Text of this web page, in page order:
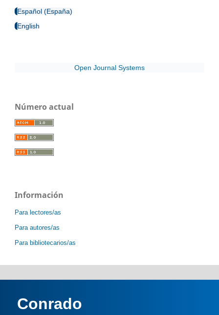
Español (España)
English
Open Journal Systems
Número actual
Información
Para lectores/as
Para autores/as
Para bibliotecarios/as
Conrado